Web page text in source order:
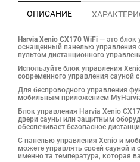
ОПИСАНИЕ
Harvia Xenio CX170 WiFi — это блок
оснащенный панелью управления
пультом дистанционного
Используйте блок управления
современного управления сауной
Для беспроводного управления
мобильным приложением
Блок управления Harvia Xenio
двери сауны или защитным
обеспечивает безопасное
С панелью управления Xenio и
можете управлять своей сауной и
именно та температура, которая